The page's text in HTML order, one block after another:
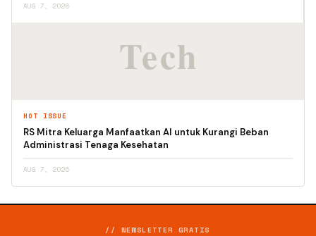
AUG 7, 2026
HOT ISSUE
RS Mitra Keluarga Manfaatkan AI untuk Kurangi Beban
Administrasi Tenaga Kesehatan
AUG 7, 2026
// NEWSLETTER GRATIS